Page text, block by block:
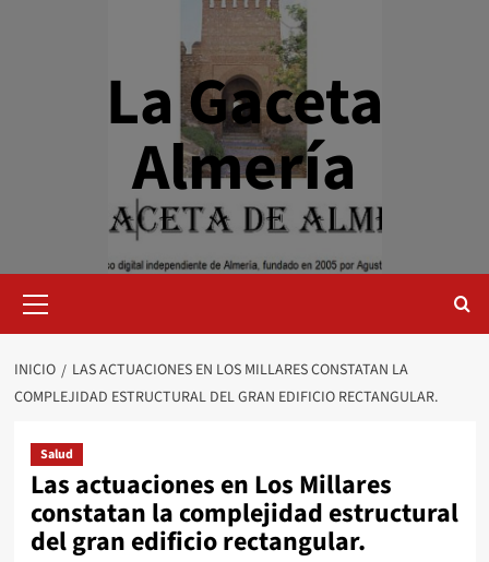
La Gaceta
Almería
primario
INICIO
LAS ACTUACIONES EN LOS MILLARES CONSTATAN LA
COMPLEJIDAD ESTRUCTURAL DEL GRAN EDIFICIO RECTANGULAR.
Salud
Las actuaciones en Los Millares
constatan la complejidad estructural
del gran edificio rectangular.